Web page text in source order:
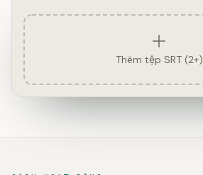
Thêm tệp SRT (2+)